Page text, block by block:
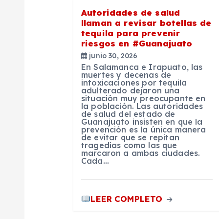
Autoridades de salud
llaman a revisar botellas de
tequila para prevenir
riesgos en #Guanajuato
junio 30, 2026
En Salamanca e Irapuato, las
muertes y decenas de
intoxicaciones por tequila
adulterado dejaron una
situación muy preocupante en
la población. Las autoridades
de salud del estado de
Guanajuato insisten en que la
prevención es la única manera
de evitar que se repitan
tragedias como las que
marcaron a ambas ciudades.
Cada…
LEER COMPLETO